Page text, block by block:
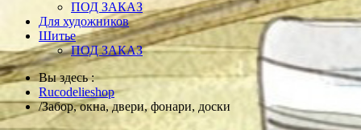
ПОД ЗАКАЗ
Для художников
Шитье
ПОД ЗАКАЗ
Вы здесь :
Rucodelieshop
/Забор, окна, двери, фонари, доски